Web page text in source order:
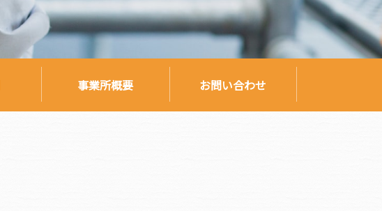
事業所概要 お問い合わせ